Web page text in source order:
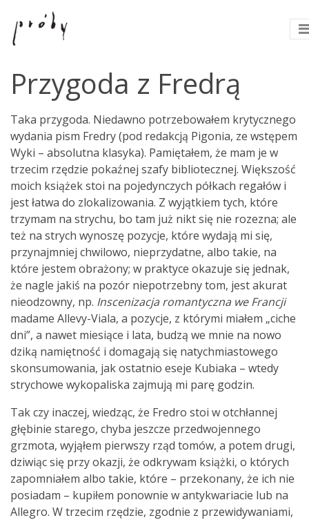
Przygoda z Fredrą
Taka przygoda. Niedawno potrzebowałem krytycznego
wydania pism Fredry (pod redakcją Pigonia, ze wstępem
Wyki – absolutna klasyka). Pamiętałem, że mam je w
trzecim rzędzie pokaźnej szafy bibliotecznej. Większość
moich książek stoi na pojedynczych półkach regałów i
jest łatwa do zlokalizowania. Z wyjątkiem tych, które
trzymam na strychu, bo tam już nikt się nie rozezna; ale
też na strych wynoszę pozycje, które wydają mi się,
przynajmniej chwilowo, nieprzydatne, albo takie, na
które jestem obrażony; w praktyce okazuje się jednak,
że nagle jakiś na pozór niepotrzebny tom, jest akurat
nieodzowny, np. Inscenizacja romantyczna we Francji
madame Allevy-Viala, a pozycje, z którymi miałem „ciche
dni”, a nawet miesiące i lata, budzą we mnie na nowo
dziką namiętność i domagają się natychmiastowego
skonsumowania, jak ostatnio eseje Kubiaka – wtedy
strychowe wykopaliska zajmują mi parę godzin.
Tak czy inaczej, wiedząc, że Fredro stoi w otchłannej
głębinie starego, chyba jeszcze przedwojennego
grzmota, wyjąłem pierwszy rząd tomów, a potem drugi,
dziwiąc się przy okazji, że odkrywam książki, o których
zapomniałem albo takie, które – przekonany, że ich nie
posiadam – kupiłem ponownie w antykwariacie lub na
Allegro. W trzecim rzędzie, zgodnie z przewidywaniami,